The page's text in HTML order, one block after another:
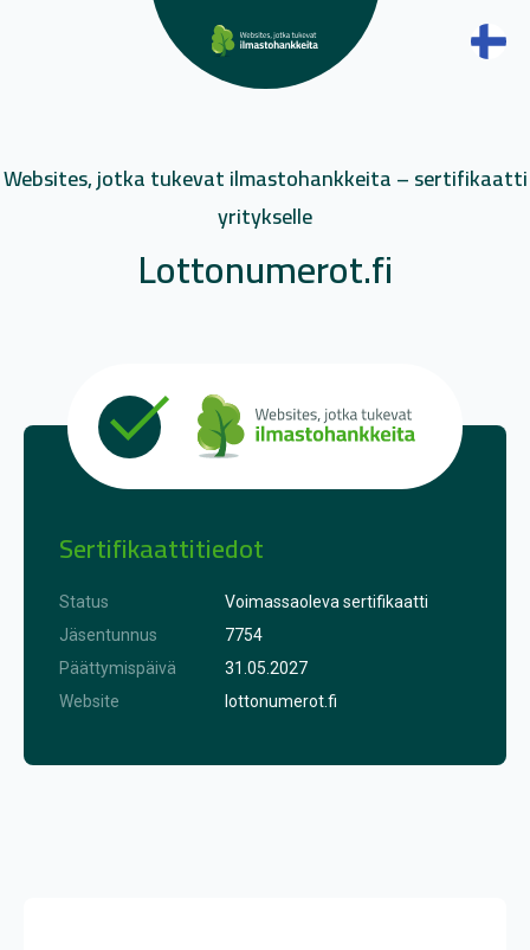
Websites, jotka tukevat ilmastohankkeita – sertifikaatti
yritykselle
Lottonumerot.fi
Sertifikaattitiedot
Status
Voimassaoleva sertifikaatti
Jäsentunnus
7754
Päättymispäivä
31.05.2027
Website
lottonumerot.fi